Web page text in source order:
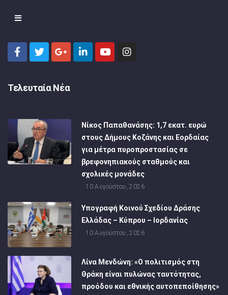
Τελευταία Νέα
Νίκος Παπαθανάσης: 1,7 εκατ. ευρώ
στους Δήμους Κοζάνης και Εορδαίας
για μέτρα πυροπροστασίας σε
βρεφονηπιακούς σταθμούς και
σχολικές μονάδες
10 Αυγούστου, 2026
Υπογραφή Κοινού Σχεδίου Δράσης
Ελλάδας – Κύπρου – Ιορδανίας
10 Αυγούστου, 2026
Λίνα Μενδώνη: «Ο πολιτισμός στη
Θράκη είναι πυλώνας ταυτότητας,
προόδου και εθνικής αυτοπεποίθησης»